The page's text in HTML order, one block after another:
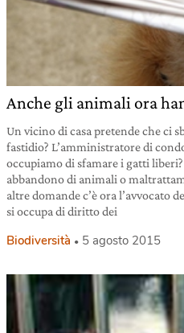
Anche gli animali ora
Un vicino di casa pretende che ci
fastidio? L’amministratore di
occupiamo di sfamare i gatti
abbandono di animali o
altre domande c’è ora l’avvocato
si occupa di diritto dei
Biodiversità 5 agosto 2015